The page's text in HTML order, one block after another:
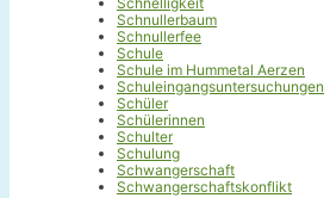
Schnullerbaum
Schnullerfee
Schule
Schule im Hummetal Aerzen
Schuleingangsuntersuchungen
Schüler
Schülerinnen
Schulter
Schulung
Schwangerschaft
Schwangerschaftskonflikt